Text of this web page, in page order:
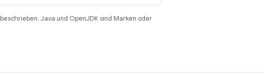
beschrieben. Java und OpenJDK sind Marken oder